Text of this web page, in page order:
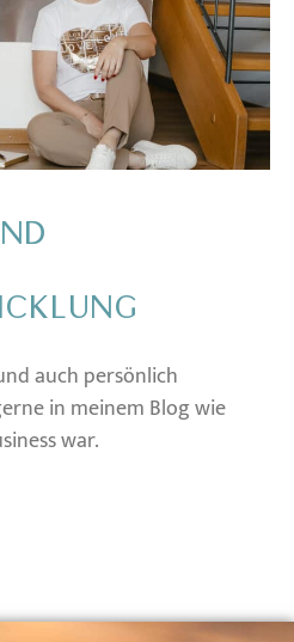
auch persönlich
in meinem Blog wie
war.